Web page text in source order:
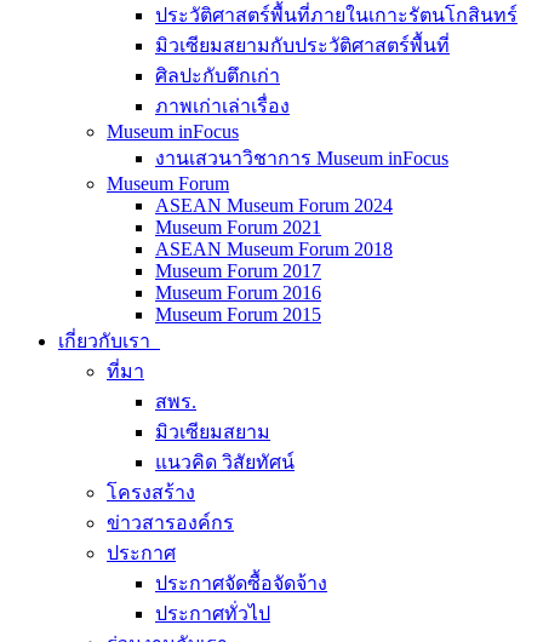
ประวัติศาสตร์พื้นที่ภายในเกาะรัตนโกสินทร์
มิวเซียมสยามกับประวัติศาสตร์พื้นที่
ศิลปะกับตึกเก่า
ภาพเก่าเล่าเรื่อง
Museum inFocus
งานเสวนาวิชาการ Museum inFocus
Museum Forum
ASEAN Museum Forum 2024
Museum Forum 2021
ASEAN Museum Forum 2018
Museum Forum 2017
Museum Forum 2016
Museum Forum 2015
เกี่ยวกับเรา
ที่มา
สพร.
มิวเซียมสยาม
แนวคิด วิสัยทัศน์
โครงสร้าง
ข่าวสารองค์กร
ประกาศ
ประกาศจัดซื้อจัดจ้าง
ประกาศทั่วไป